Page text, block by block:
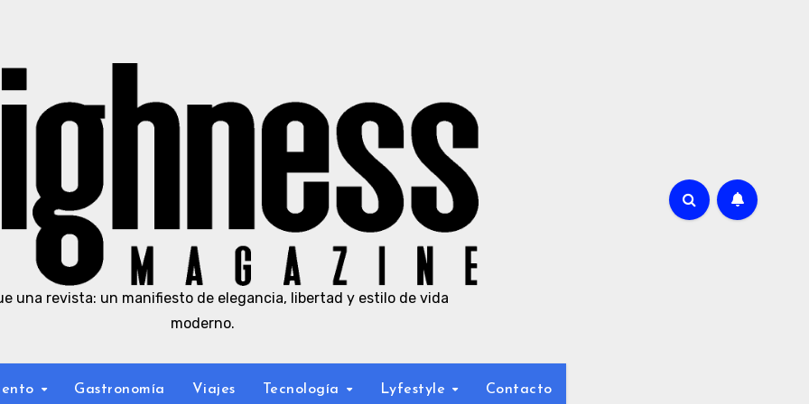
una revista: un manifiesto de elegancia, libertad y estilo de vida
moderno.
Gastronomía Viajes Tecnología Lyfestyle Contacto